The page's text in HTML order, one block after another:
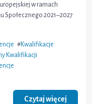
w ramach
Społecznego 2021–2027
#Kwalifikacje
Kwalifikacji
Czytaj więcej